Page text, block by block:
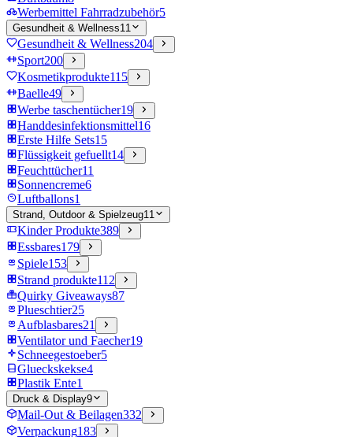
Werbemittel Fahrradzubehör5
Gesundheit & Wellness11
Gesundheit & Wellness204
Sport200
Kosmetikprodukte115
Baelle49
Werbe taschentücher19
Handdesinfektionsmittel16
Erste Hilfe Sets15
Flüssigkeit gefuellt14
Feuchttücher11
Sonnencreme6
Luftballons1
Strand, Outdoor & Spielzeug11
Kinder Produkte389
Essbares179
Spiele153
Strand produkte112
Quirky Giveaways87
Plueschtier25
Aufblasbares21
Ventilator und Faecher19
Schneegestoeber5
Glueckskekse4
Plastik Ente1
Druck & Display9
Mail-Out & Beilagen332
Verpackung183